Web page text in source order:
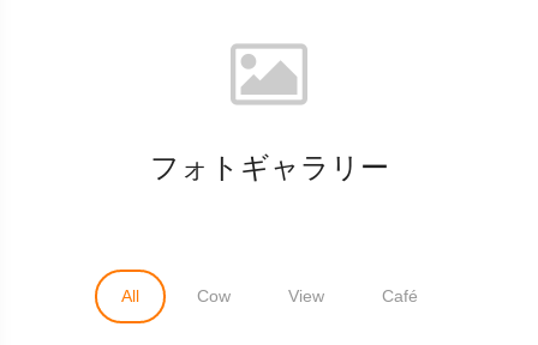
フォトギャラリー
All Cow View Café